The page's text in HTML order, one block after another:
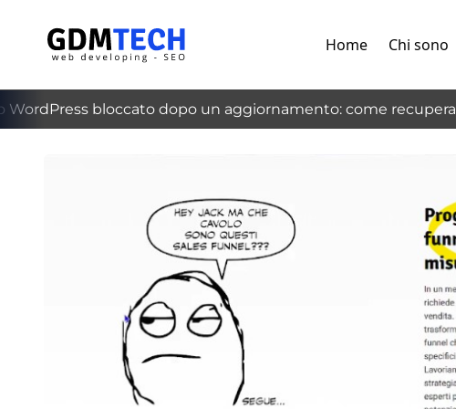
Home Chi sono
bloccato dopo un aggiornamento: come recuperarlo
‹